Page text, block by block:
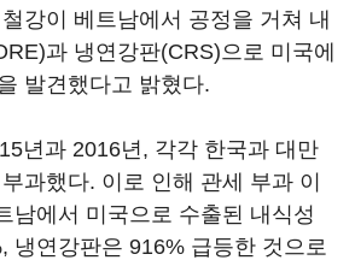
강이 베트남에서 공정을 거쳐 내
과 냉연강판(CRS)으로 미국에
발견했다고 밝혔다.
년과 2016년, 각각 한국과 대만
과했다. 이로 인해 관세 부과 이
남에서 미국으로 수출된 내식성
냉연강판은 916% 급등한 것으로